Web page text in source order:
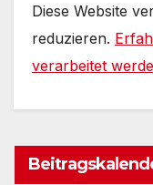
Diese Website
reduzieren.
verarbeitet